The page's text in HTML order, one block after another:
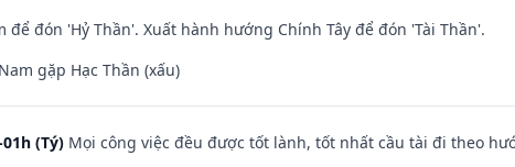
đón 'Hỷ Thần'. Xuất hành hướng Chính Tây để đón 'Tài Thần'.
gặp Hạc Thần (xấu)
(Tý) Mọi công việc đều được tốt lành, tốt nhất cầu tài đi theo